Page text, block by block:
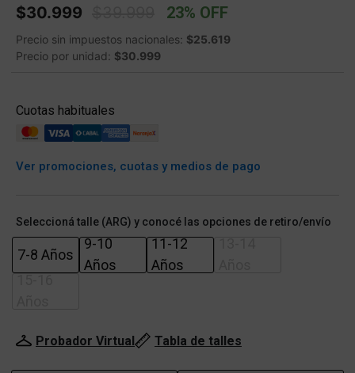
$30.999 Price reduced from
23% OFF
Precio sin impuestos nacionales: $25.619
Precio por unidad: $30.999
Cuotas habituales
Ver promociones, cuotas y medios de pago
Seleccioná talle (ARG) y conocé las opciones de retiro/envío
7-8 Años
9-10
Años
11-12
Años
Probador Virtual Tabla de talles